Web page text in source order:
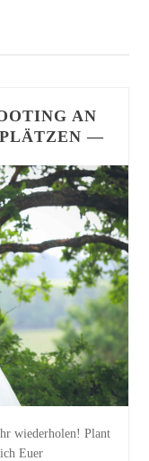
AN
PLÄTZEN —
wiederholen! Plant
Euer